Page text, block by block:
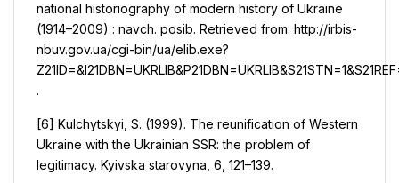
national historiography of modern history of Ukraine
(1914–2009) : navch. posib. Retrieved from: http://irbis-
nbuv.gov.ua/cgi-bin/ua/elib.exe?
.
[6] Kulchytskyi, S. (1999). The reunification of Western
Ukraine with the Ukrainian SSR: the problem of
legitimacy. Kyivska starovyna, 6, 121–139.